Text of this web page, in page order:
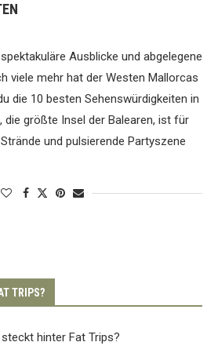
Ausblicke und abgelegene
viele mehr hat der Westen Mallorcas
die 10 besten Sehenswürdigkeiten in
die größte Insel der Balearen, ist für
und pulsierende Partyszene
TRIPS?